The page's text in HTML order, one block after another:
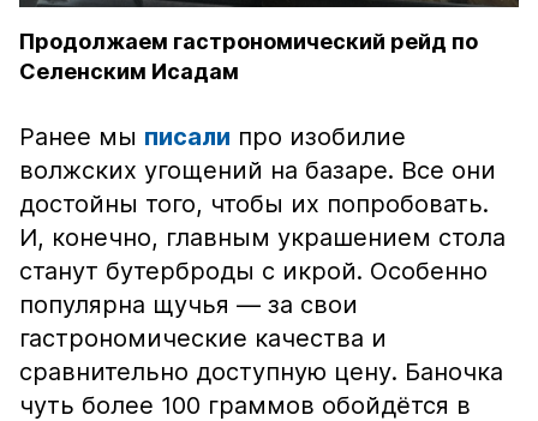
Продолжаем гастрономический рейд по
Селенским Исадам
Ранее мы писали про изобилие
волжских угощений на базаре. Все они
достойны того, чтобы их попробовать.
И, конечно, главным украшением стола
станут бутерброды с икрой. Особенно
популярна щучья — за свои
гастрономические качества и
сравнительно доступную цену. Баночка
чуть более 100 граммов обойдётся в